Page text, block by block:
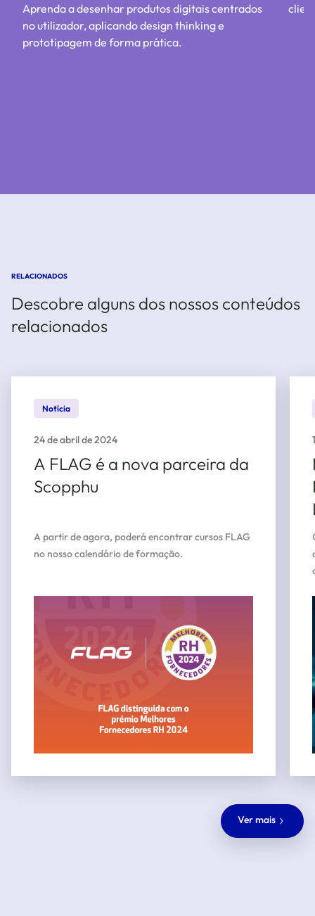
Aprenda a desenhar produtos digitais centrados
no utilizador, aplicando design thinking e
prototipagem de forma prática.
RELACIONADOS
Descobre alguns dos nossos conteúdos
relacionados
Notícia
24 de abril de 2024
A FLAG é a nova parceira da
Scopphu
A partir de agora, poderá encontrar cursos FLAG
no nosso calendário de formação.
Ver mais